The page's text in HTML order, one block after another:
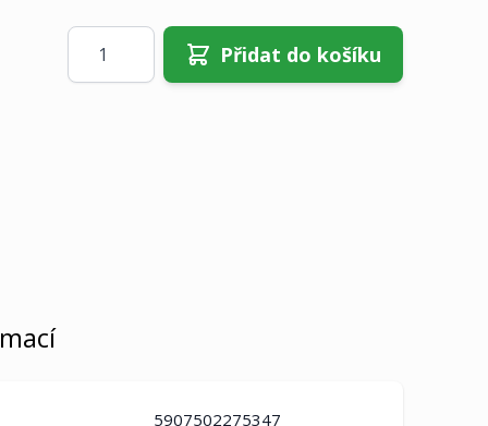
Množství
Přidat do košíku
5907502275347